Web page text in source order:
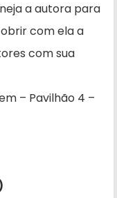
a autora para
com ela a
com sua
– Pavilhão 4 –